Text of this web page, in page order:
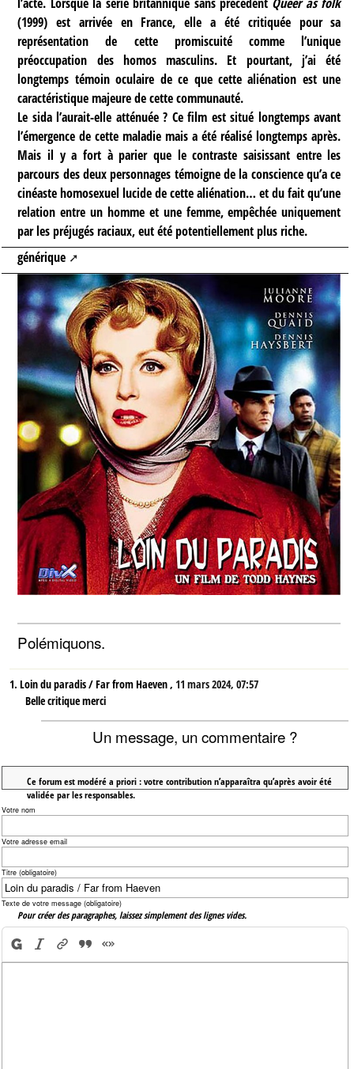
(1999) est arrivée en France, elle a été critiquée pour sa
représentation de cette promiscuité comme l’unique
préoccupation des homos masculins. Et pourtant, j’ai été
longtemps témoin oculaire de ce que cette aliénation est une
caractéristique majeure de cette communauté.
Le sida l’aurait-elle atténuée ? Ce film est situé longtemps avant
l’émergence de cette maladie mais a été réalisé longtemps après.
Mais il y a fort à parier que le contraste saisissant entre les
parcours des deux personnages témoigne de la conscience qu’a ce
cinéaste homosexuel lucide de cette aliénation… et du fait qu’une
relation entre un homme et une femme, empêchée uniquement
par les préjugés raciaux, eut été potentiellement plus riche.
générique
Polémiquons.
1. Loin du paradis / Far from Haeven ,11 mars 2024, 07:57
Belle critique merci
Un message, un commentaire ?
Ce forum est modéré a priori : votre contribution n’apparaîtra qu’après avoir été
validée par les responsables.
Votre nom
Votre adresse email
Titre (obligatoire)
Texte de votre message (obligatoire)
Pour créer des paragraphes, laissez simplement des lignes vides.